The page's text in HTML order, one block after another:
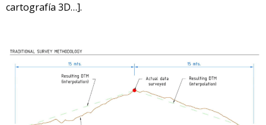
cartografía 3D…].